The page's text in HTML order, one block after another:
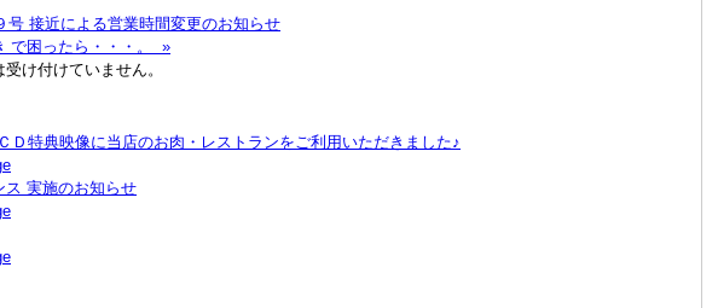
号 接近による営業時間変更のお知らせ
で困ったら・・・。 »
受け付けていません。
Ｄ特典映像に当店のお肉・レストランをご利用いただきました♪
ス 実施のお知らせ